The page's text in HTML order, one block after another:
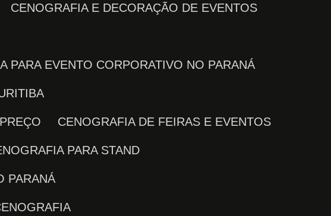
CENOGRAFIA E DECORAÇÃO DE EVENTOS
PARA EVENTO CORPORATIVO NO PARANÁ
CENOGRAFIA DE FEIRAS E EVENTOS
PARA STAND
PARANÁ